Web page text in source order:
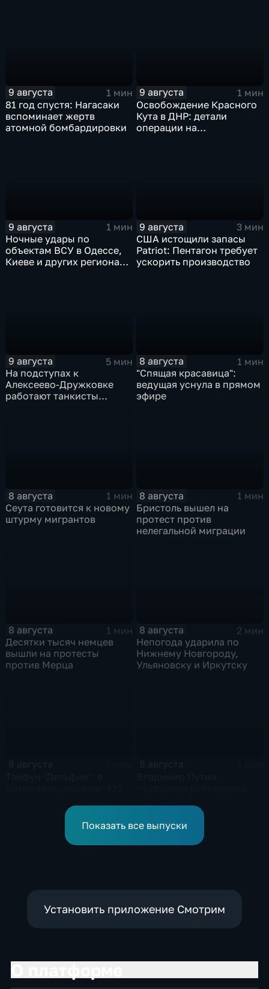
9 августа
1 мин
81 год спустя: Нагасаки
вспоминает жертв
атомной бомбардировки
9 августа
1 мин
Освобождение Красного
Кута в ДНР: детали
операции на
9 августа
1 мин
Ночные удары по
объектам ВСУ в Одессе,
Киеве и других регионах
9 августа
3 мин
США истощили запасы
Patriot: Пентагон требует
ускорить производство
9 августа
5 мин
На подступах к
Алексеево-Дружковке
работают танкисты
8 августа
1 мин
"Спящая красавица":
ведущая уснула в прямом
эфире
8 августа
1 мин
Сеута готовится к новому
штурму мигрантов
8 августа
1 мин
Бристоль вышел на
протест против
нелегальной миграции
8 августа
1 мин
Десятки тысяч немцев
вышли на протесты
против Мерца
8 августа
2 мин
Непогода ударила по
Нижнему Новгороду,
Ульяновску и Иркутску
Показать все выпуски
Установить приложение Смотрим